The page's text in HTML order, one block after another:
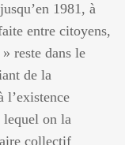
1981, à
entre citoyens,
reste dans le
de la
l’existence
lequel on la
collectif